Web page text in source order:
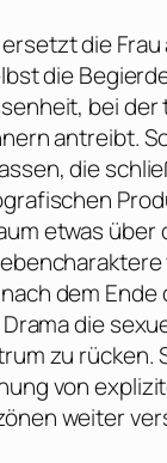
ersetzt die
die
bei
antreibt.
die
etwas
dem
die
zu
von
weiter